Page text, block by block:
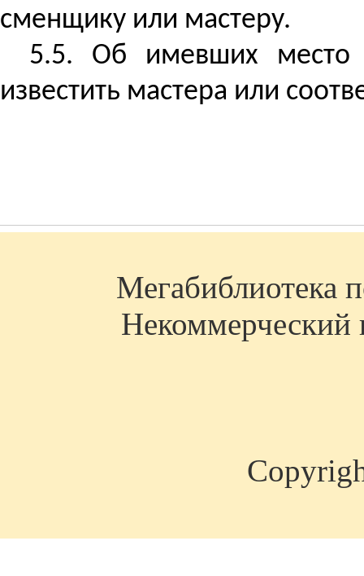
сменщику или мастеру.
5.5. Об имевших место
известить мастера или
Мегабиблиотека
Некоммерческий